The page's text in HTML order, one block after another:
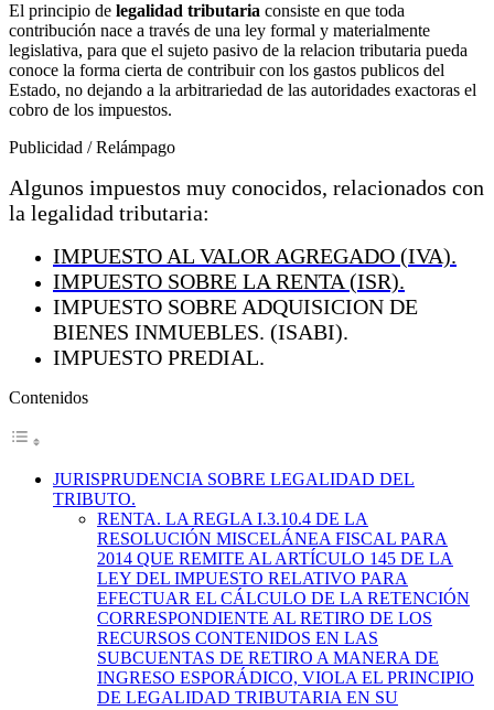
El principio de legalidad tributaria consiste en que toda
contribución nace a través de una ley formal y materialmente
legislativa, para que el sujeto pasivo de la relacion tributaria pueda
conoce la forma cierta de contribuir con los gastos publicos del
Estado, no dejando a la arbitrariedad de las autoridades exactoras el
cobro de los impuestos.
Publicidad / Relámpago
Algunos impuestos muy conocidos, relacionados con
la legalidad tributaria:
IMPUESTO AL VALOR AGREGADO (IVA).
IMPUESTO SOBRE LA RENTA (ISR).
IMPUESTO SOBRE ADQUISICION DE
BIENES INMUEBLES. (ISABI).
IMPUESTO PREDIAL.
Contenidos
JURISPRUDENCIA SOBRE LEGALIDAD DEL
TRIBUTO.
RENTA. LA REGLA I.3.10.4 DE LA
RESOLUCIÓN MISCELÁNEA FISCAL PARA
2014 QUE REMITE AL ARTÍCULO 145 DE LA
LEY DEL IMPUESTO RELATIVO PARA
EFECTUAR EL CÁLCULO DE LA RETENCIÓN
CORRESPONDIENTE AL RETIRO DE LOS
RECURSOS CONTENIDOS EN LAS
SUBCUENTAS DE RETIRO A MANERA DE
INGRESO ESPORÁDICO, VIOLA EL PRINCIPIO
DE LEGALIDAD TRIBUTARIA EN SU